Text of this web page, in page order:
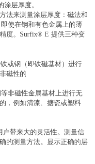
涂层厚度。
法来测量涂层厚度：磁法和
使在钢和有色金属上的薄
度。Surfix® E 提供三种变
或钢（即铁磁基材）进行
磁性的
非磁性金属基材上进行无
，例如清漆、搪瓷或塑料
带来大的灵活性。测量信
的测量方法。显示正确的层